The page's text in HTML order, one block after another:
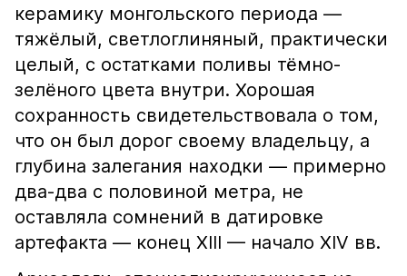
керамику монгольского периода —
тяжёлый, светлоглиняный, практически
целый, с остатками поливы тёмно-
зелёного цвета внутри. Хорошая
сохранность свидетельствовала о том,
что он был дорог своему владельцу, а
глубина залегания находки — примерно
два-два с половиной метра, не
оставляла сомнений в датировке
артефакта — конец XIII — начало XIV вв.